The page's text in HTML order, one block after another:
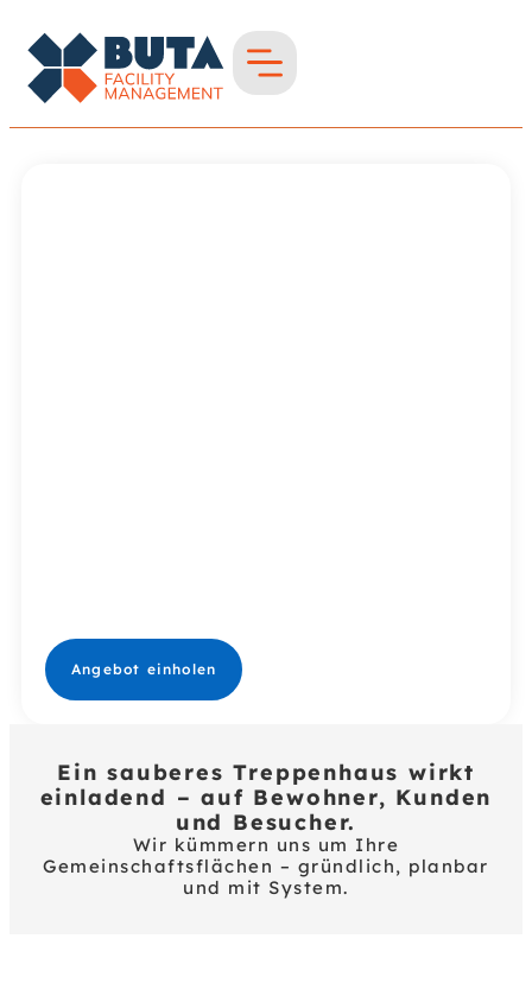
Angebot einholen
Ein sauberes Treppenhaus wirkt
einladend – auf Bewohner, Kunden
und Besucher.
Wir kümmern uns um Ihre
Gemeinschaftsflächen – gründlich, planbar
und mit System.